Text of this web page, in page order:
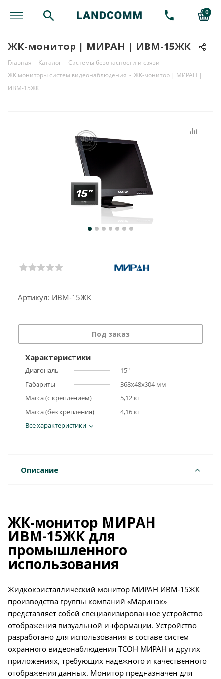
0
ЖК-монитор | МИРАН | ИВМ-15ЖК
Главная - Каталог - Системы безопасности и связи -
ЖК мониторы систем видеонаблюдения - ЖК-монитор | МИРАН |
ИВМ-15ЖК
Артикул: ИВМ-15ЖК
Под заказ
Характеристики
Диагональ
15"
Габариты
368х48х304 мм
Масса (с креплением)
5,12 кг
Масса (без крепления)
4,16 кг
Все характеристики
Описание
ЖК-монитор МИРАН
ИВМ-15ЖК для
промышленного
использования
Жидкокристаллический монитор МИРАН ИВМ-15ЖК
производства группы компаний «Маринэк»
представляет собой специализированное устройство
отображения визуальной информации. Устройство
разработано для использования в составе систем
охранного видеонаблюдения ТСОН МИРАН и других
приложениях, требующих надежного и качественного
отображения данных. Монитор предназначен для